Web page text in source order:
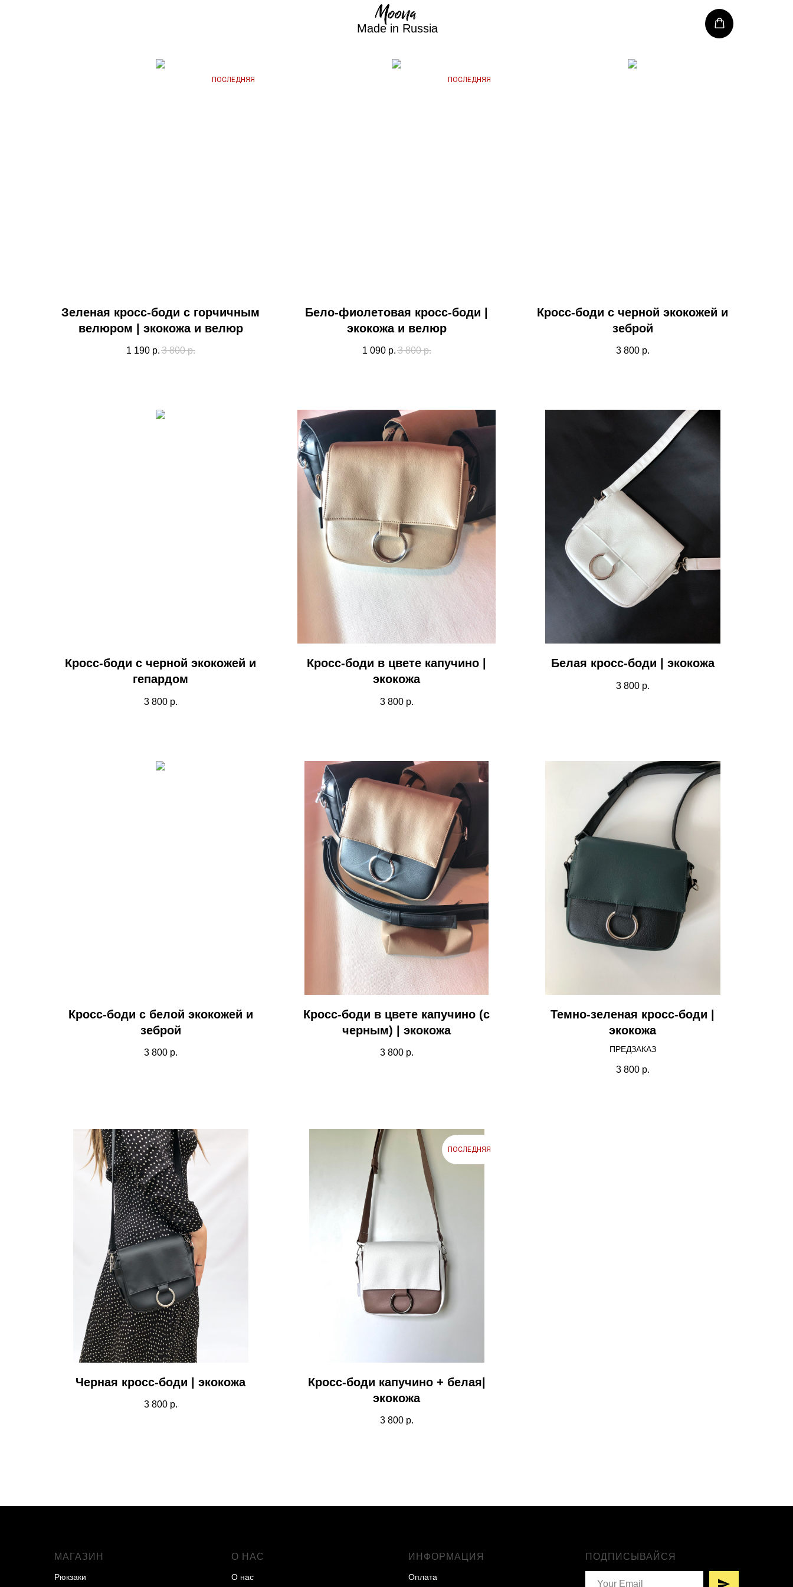
Made in Russia
ПОСЛЕДНЯЯ
Зеленая кросс-боди с горчичным
велюром | экокожа и велюр
1 190 р. 3 800 р.
ПОСЛЕДНЯЯ
Бело-фиолетовая кросс-боди |
экокожа и велюр
1 090 р. 3 800 р.
Кросс-боди с черной экокожей и
зеброй
3 800 р.
Кросс-боди с черной экокожей и
гепардом
3 800 р.
Кросс-боди в цвете капучино |
экокожа
3 800 р.
Белая кросс-боди | экокожа
3 800 р.
Кросс-боди с белой экокожей и
зеброй
3 800 р.
Кросс-боди в цвете капучино (с
черным) | экокожа
3 800 р.
Темно-зеленая кросс-боди |
экокожа
ПРЕДЗАКАЗ
3 800 р.
Черная кросс-боди | экокожа
3 800 р.
ПОСЛЕДНЯЯ
Кросс-боди капучино + белая|
экокожа
3 800 р.
МАГАЗИН
Рюкзаки
О НАС
О нас
ИНФОРМАЦИЯ
Оплата
ПОДПИСЫВАЙСЯ